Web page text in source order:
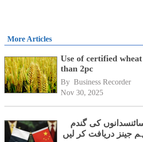
More Articles
Use of certified
than 2pc
By Business Recorder
Nov 30, 2025
کی گندم